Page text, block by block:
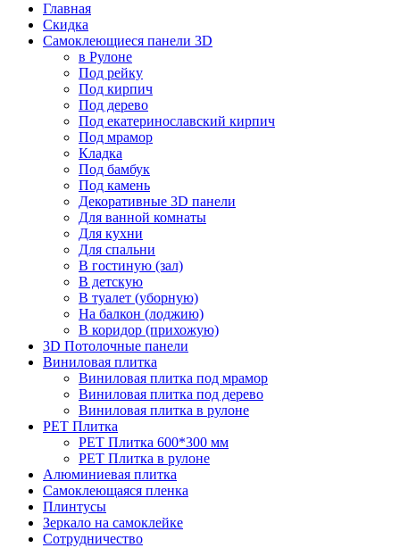
Главная
Скидка
Самоклеющиеся панели 3D
в Рулоне
Под рейку
Под кирпич
Под дерево
Под екатеринославский кирпич
Под мрамор
Кладка
Под бамбук
Под камень
Декоративные 3D панели
Для ванной комнаты
Для кухни
Для спальни
В гостиную (зал)
В детскую
В туалет (уборную)
На балкон (лоджию)
В коридор (прихожую)
3D Потолочные панели
Виниловая плитка
Виниловая плитка под мрамор
Виниловая плитка под дерево
Виниловая плитка в рулоне
PET Плитка
PET Плитка 600*300 мм
PET Плитка в рулоне
Алюминиевая плитка
Самоклеющаяся пленка
Плинтусы
Зеркало на самоклейке
Сотрудничество